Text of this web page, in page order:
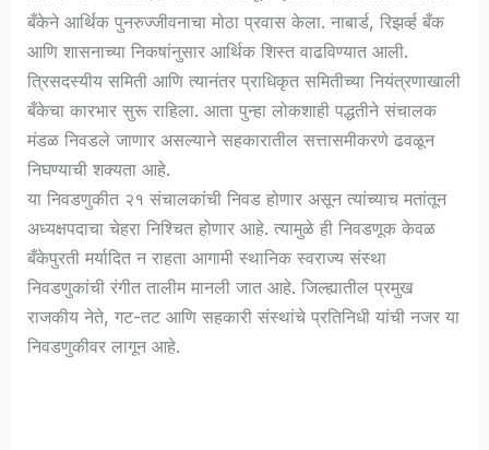
बँकेने आर्थिक पुनरुज्जीवनाचा मोठा प्रवास केला. नाबार्ड, रिझर्व्ह बँक
आणि शासनाच्या निकषांनुसार आर्थिक शिस्त वाढविण्यात आली.
त्रिसदस्यीय समिती आणि त्यानंतर प्राधिकृत समितीच्या नियंत्रणाखाली
बँकेचा कारभार सुरू राहिला. आता पुन्हा लोकशाही पद्धतीने संचालक
मंडळ निवडले जाणार असल्याने सहकारातील सत्तासमीकरणे ढवळून
निघण्याची शक्यता आहे.
या निवडणुकीत २१ संचालकांची निवड होणार असून त्यांच्याच मतांतून
अध्यक्षपदाचा चेहरा निश्चित होणार आहे. त्यामुळे ही निवडणूक केवळ
बँकेपुरती मर्यादित न राहता आगामी स्थानिक स्वराज्य संस्था
निवडणुकांची रंगीत तालीम मानली जात आहे. जिल्ह्यातील प्रमुख
राजकीय नेते, गट-तट आणि सहकारी संस्थांचे प्रतिनिधी यांची नजर या
निवडणुकीवर लागून आहे.